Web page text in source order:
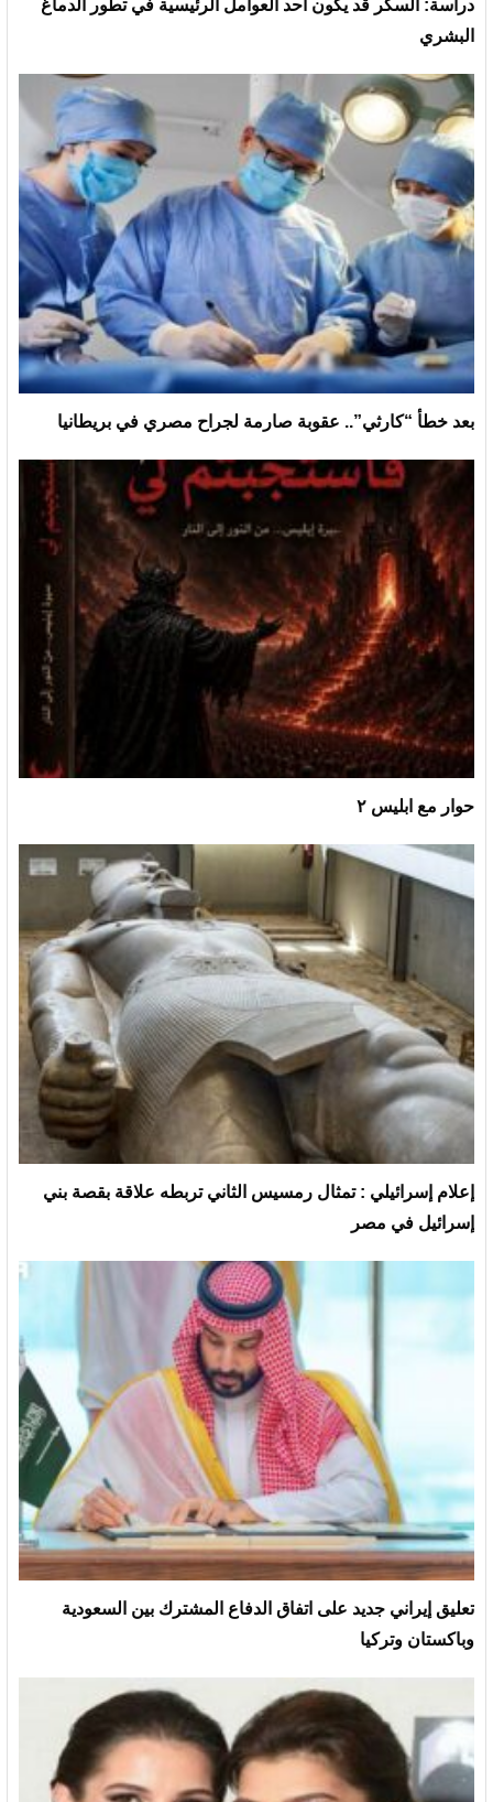
دراسة: السكر قد يكون أحد العوامل الرئيسية في تطور الدماغ
البشري
بعد خطأ “كارثي”.. عقوبة صارمة لجراح مصري في بريطانيا
حوار مع ابليس ٢
إعلام إسرائيلي : تمثال رمسيس الثاني تربطه علاقة بقصة بني
إسرائيل في مصر
تعليق إيراني جديد على اتفاق الدفاع المشترك بين السعودية
وباكستان وتركيا